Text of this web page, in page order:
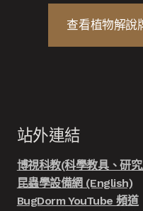
查看植物解說
站外連結
博視科教(科學教具、研
昆蟲學設備網 (English)
BugDorm YouTube 頻道